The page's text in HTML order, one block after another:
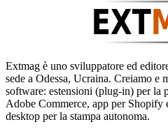
Extmag è uno sviluppatore ed
sede a Odessa, Ucraina. Creiamo e
software: estensioni (plug-in) per la
Adobe Commerce, app per
desktop per la stampa autonoma.